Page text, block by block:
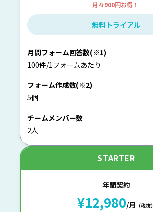
月々900円お得！
無料トライアル
月間フォーム回答数(※1)
100件/1フォームあたり
フォーム作成数(※2)
5個
チームメンバー数
2人
STARTER
年間契約
¥12,980/月 （税抜）